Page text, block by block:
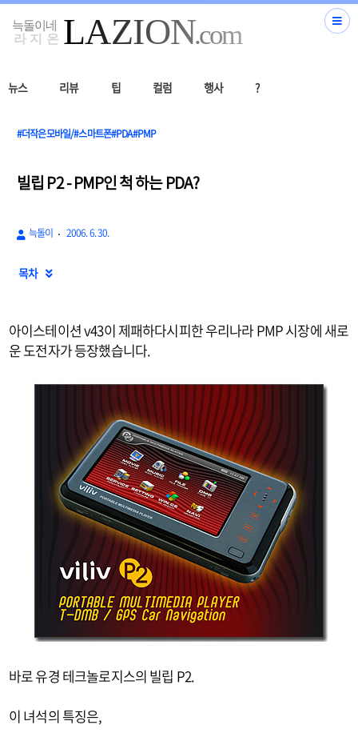
뉴스 리뷰 팁 컬럼 행사 ?
#더작은모바일/#스마트폰#PDA#PMP
빌립 P2 - PMP인 척 하는 PDA?
늑돌이 2006. 6. 30.
목차 
아이스테이션 v43이 제패하다시피한 우리나라 PMP 시장에 새로
운 도전자가 등장했습니다.
바로 유경 테크놀로지스의 빌립 P2.
이 녀석의 특징은,